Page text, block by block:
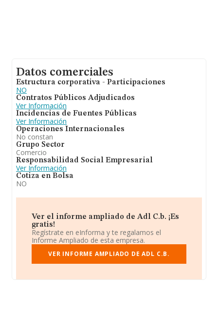
Datos comerciales
Estructura corporativa - Participaciones
NO
Contratos Públicos Adjudicados
Ver Información
Incidencias de Fuentes Públicas
Ver Información
Operaciones Internacionales
No constan
Grupo Sector
Comercio
Responsabilidad Social Empresarial
Ver Información
Cotiza en Bolsa
NO
Ver el informe ampliado de Adl C.b. ¡Es
gratis!
Regístrate en eInforma y te regalamos el
Informe Ampliado de esta empresa.
VER INFORME AMPLIADO DE ADL C.B.